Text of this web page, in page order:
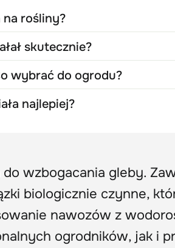
na rośliny?
skutecznie?
wybrać do ogrodu?
najlepiej?
wzbogacania gleby.
biologicznie czynne,
nawozów z
ogrodników, jak i